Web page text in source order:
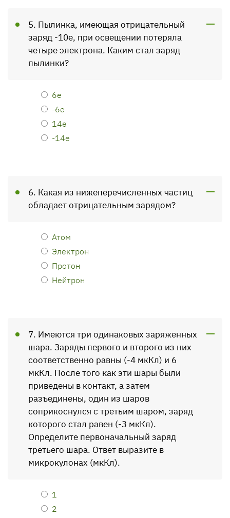
5. Пылинка, имеющая отрицательный
заряд -10е, при освещении потеряла
четыре электрона. Каким стал заряд
пылинки?
6е
-6е
14е
-14е
6. Какая из нижеперечисленных частиц
обладает отрица­тельным зарядом?
Атом
Электрон
Протон
Нейтрон
7. Имеются три одинаковых заряженных
шара. Заряды первого и второго из них
соответственно равны (-4 мкКл) и 6
мкКл. После того как эти шары были
приведены в контакт, а затем
разъединены, один из ша­ров
соприкоснулся с третьим шаром, заряд
которого стал равен (-3 мкКл).
Определите первоначальный заряд
третьего шара. Ответ выразите в
микрокулонах (мкКл).
1
2